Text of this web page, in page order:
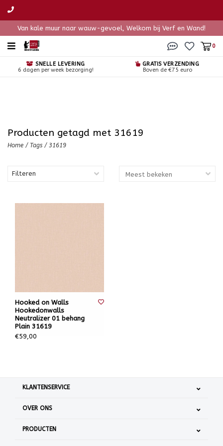
Van kale muur naar wauw-gevoel, Welkom bij Verf en Wand!
0
SNELLE LEVERING
6 dagen per week bezorging!
GRATIS VERZENDING
Boven de €75 euro
Producten getagd met 31619
Home / Tags / 31619
Filteren
Hooked on Walls
Hookedonwalls
Neutralizer 01 behang
Plain 31619
€59,00
KLANTENSERVICE
OVER ONS
PRODUCTEN